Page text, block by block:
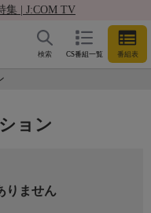
集 | J:COM TV
CS番組一覧 番組表
検索
ョン
りません